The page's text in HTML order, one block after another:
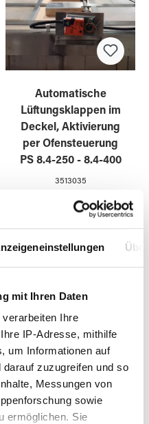
mit Ihren Daten
verarbeiten Ihre
IP-Adresse, mithilfe
um Informationen auf
zuzugreifen und so
Messungen von
sowie
ermöglichen. Sie
Automatische
Lüftungsklappen im
Deckel, Aktivierung
per Ofensteuerung
PS 8.4-250 - 8.4-400
3513035
Automatische
Lüftungsklappen in
2 Wänden, aktiviert